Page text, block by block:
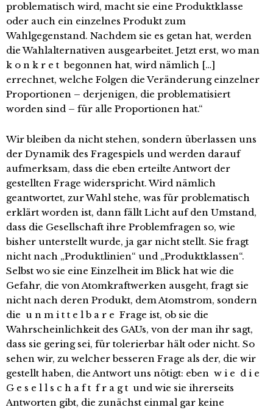
problematisch wird, macht sie eine Produktklasse
oder auch ein einzelnes Produkt zum
Wahlgegenstand. Nachdem sie es getan hat, werden
die Wahlalternativen ausgearbeitet. Jetzt erst, wo man
k o n k r e t begonnen hat, wird nämlich […]
errechnet, welche Folgen die Veränderung einzelner
Proportionen – derjenigen, die problematisiert
worden sind – für alle Proportionen hat.“
Wir bleiben da nicht stehen, sondern überlassen uns
der Dynamik des Fragespiels und werden darauf
aufmerksam, dass die eben erteilte Antwort der
gestellten Frage widerspricht. Wird nämlich
geantwortet, zur Wahl stehe, was für problematisch
erklärt worden ist, dann fällt Licht auf den Umstand,
dass die Gesellschaft ihre Problemfragen so, wie
bisher unterstellt wurde, ja gar nicht stellt. Sie fragt
nicht nach „Produktlinien“ und „Produktklassen“.
Selbst wo sie eine Einzelheit im Blick hat wie die
Gefahr, die von Atomkraftwerken ausgeht, fragt sie
nicht nach deren Produkt, dem Atomstrom, sondern
die u n m i t t e l b a r e Frage ist, ob sie die
Wahrscheinlichkeit des GAUs, von der man ihr sagt,
dass sie gering sei, für tolerierbar hält oder nicht. So
sehen wir, zu welcher besseren Frage als der, die wir
gestellt haben, die Antwort uns nötigt: eben w i e d i e
G e s e l l s c h a f t f r a g t und wie sie ihrerseits
Antworten gibt, die zunächst einmal gar keine